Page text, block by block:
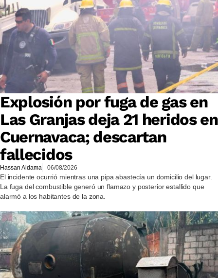
Explosión por fuga de gas en
Las Granjas deja 21 heridos en
Cuernavaca; descartan
fallecidos
Hassan Aldama 06/08/2026
El incidente ocurrió mientras una pipa abastecía un domicilio del lugar.
La fuga del combustible generó un flamazo y posterior estallido que
alarmó a los habitantes de la zona.